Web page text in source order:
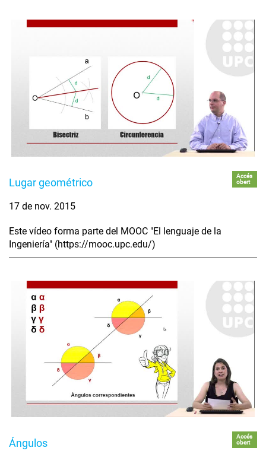
Lugar geométrico
Accés
obert
17 de nov. 2015
Este vídeo forma parte del MOOC "El lenguaje de la
Ingeniería" (https://mooc.upc.edu/)
Ángulos
Accés
obert